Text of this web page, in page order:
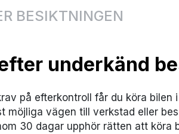
BESIKTNINGEN
underkänd
på efterkontroll får du köra bilen
möjliga vägen till verkstad eller
30 dagar upphör rätten att köra